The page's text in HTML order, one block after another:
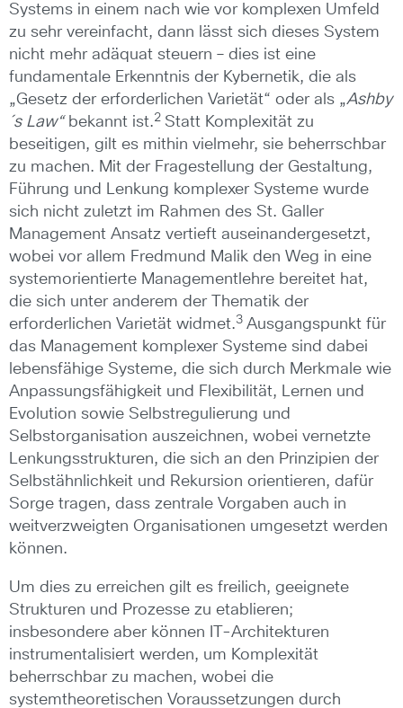
Systems in einem nach wie vor komplexen Umfeld
zu sehr vereinfacht, dann lässt sich dieses System
nicht mehr adäquat steuern – dies ist eine
fundamentale Erkenntnis der Kybernetik, die als
„Gesetz der erforderlichen Varietät“ oder als „Ashby
´s Law“ bekannt ist.2 Statt Komplexität zu
beseitigen, gilt es mithin vielmehr, sie beherrschbar
zu machen. Mit der Fragestellung der Gestaltung,
Führung und Lenkung komplexer Systeme wurde
sich nicht zuletzt im Rahmen des St. Galler
Management Ansatz vertieft auseinandergesetzt,
wobei vor allem Fredmund Malik den Weg in eine
systemorientierte Managementlehre bereitet hat,
die sich unter anderem der Thematik der
erforderlichen Varietät widmet.3 Ausgangspunkt für
das Management komplexer Systeme sind dabei
lebensfähige Systeme, die sich durch Merkmale wie
Anpassungsfähigkeit und Flexibilität, Lernen und
Evolution sowie Selbstregulierung und
Selbstorganisation auszeichnen, wobei vernetzte
Lenkungsstrukturen, die sich an den Prinzipien der
Selbstähnlichkeit und Rekursion orientieren, dafür
Sorge tragen, dass zentrale Vorgaben auch in
weitverzweigten Organisationen umgesetzt werden
können.
Um dies zu erreichen gilt es freilich, geeignete
Strukturen und Prozesse zu etablieren;
insbesondere aber können IT-Architekturen
instrumentalisiert werden, um Komplexität
beherrschbar zu machen, wobei die
systemtheoretischen Voraussetzungen durch